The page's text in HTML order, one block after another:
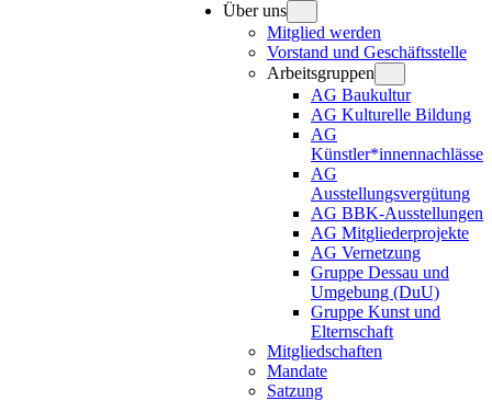
Über uns
Mitglied werden
Vorstand und Geschäftsstelle
Arbeitsgruppen
AG Baukultur
AG Kulturelle Bildung
AG
Künstler*innennachlässe
AG
Ausstellungsvergütung
AG BBK-Ausstellungen
AG Mitgliederprojekte
AG Vernetzung
Gruppe Dessau und
Umgebung (DuU)
Gruppe Kunst und
Elternschaft
Mitgliedschaften
Mandate
Satzung